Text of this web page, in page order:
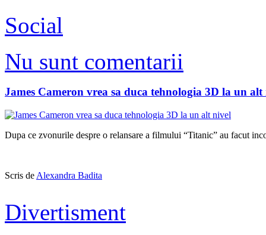
Social
Nu sunt comentarii
James Cameron vrea sa duca tehnologia 3D la un alt
Dupa ce zvonurile despre o relansare a filmului “Titanic” au facut
Scris de Alexandra Badita
Divertisment